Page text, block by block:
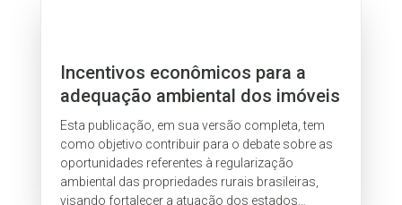
Incentivos econômicos para a
adequação ambiental dos imóveis
rurais dos estados Amazônicos –
Versão completa
Esta publicação, em sua versão completa, tem
como objetivo contribuir para o debate sobre as
oportunidades referentes à regularização
ambiental das propriedades rurais brasileiras,
visando fortalecer a atuação dos estados